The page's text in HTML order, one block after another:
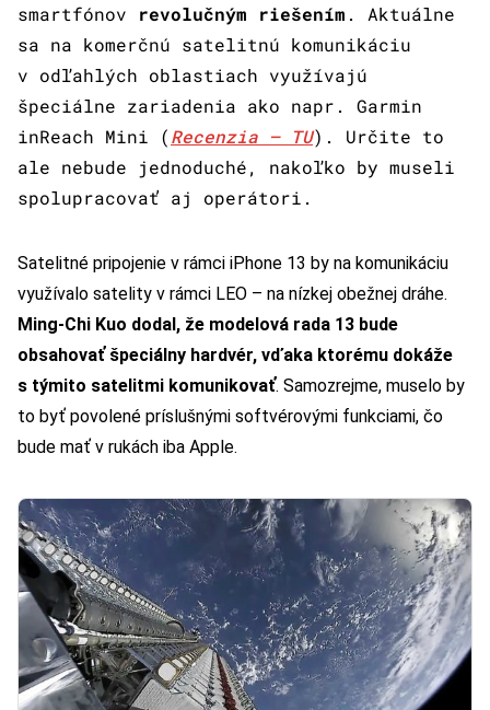
smartfónov revolučným riešením . Aktuálne
sa na komerčnú satelitnú komunikáciu
v odľahlých oblastiach využívajú
špeciálne zariadenia ako napr. Garmin
inReach Mini (Recenzia – TU). Určite to
ale nebude jednoduché, nakoľko by museli
spolupracovať aj operátori.
Satelitné pripojenie v rámci iPhone 13 by na komunikáciu
využívalo satelity v rámci LEO – na nízkej obežnej dráhe.
Ming-Chi Kuo dodal, že modelová rada 13 bude
obsahovať špeciálny hardvér, vďaka ktorému dokáže
s týmito satelitmi komunikovať. Samozrejme, muselo by
to byť povolené príslušnými softvérovými funkciami, čo
bude mať v rukách iba Apple.